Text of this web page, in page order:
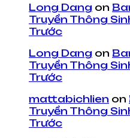
Long Dang on
Truyền Thông
Trước
Long Dang on
Truyền Thông
Trước
mattabichlien on
Truyền Thông
Trước